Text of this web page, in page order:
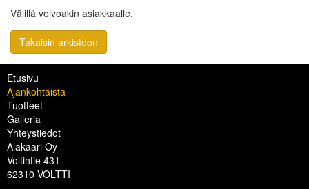
Välillä volvoakin asiakkaalle.
Takaisin arkistoon
Etusivu
Ajankohtaista
Tuotteet
Galleria
Yhteystiedot
Alakaari Oy
Voltintie 431
62310 VOLTTI